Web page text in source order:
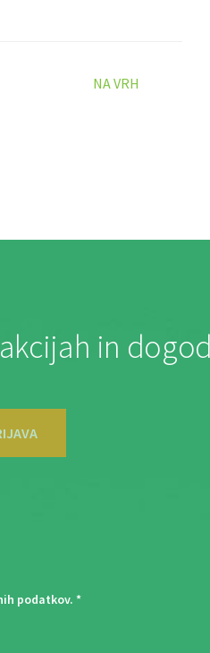
NA VRH
in
podatkov. *